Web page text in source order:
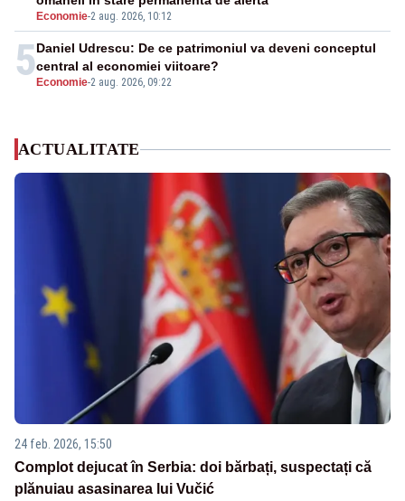
Economie-2 aug. 2026, 10:12
5 Economie-2 aug. 2026, 09:22
Daniel Udrescu: De ce patrimoniul va deveni conceptul
central al economiei viitoare?
ACTUALITATE
24 feb. 2026, 15:50
Complot dejucat în Serbia: doi bărbați, suspectați că
plănuiau asasinarea lui Vučić